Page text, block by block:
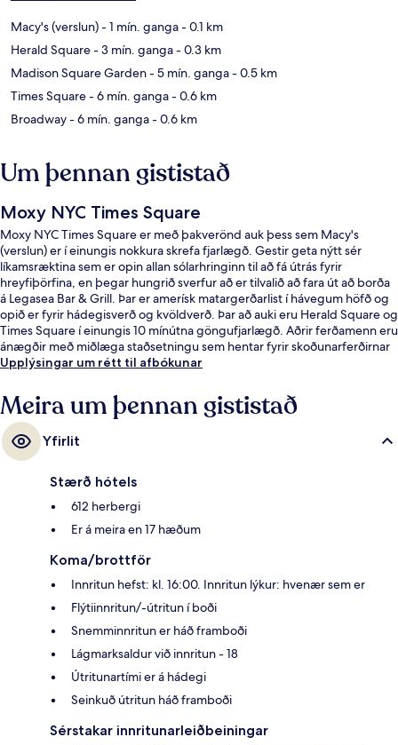
Macy's (verslun)- 1 mín. ganga- 0.1 km
Herald Square- 3 mín. ganga- 0.3 km
Madison Square Garden- 5 mín. ganga- 0.5 km
Times Square- 6 mín. ganga- 0.6 km
Broadway- 6 mín. ganga- 0.6 km
Um þennan gististað
Moxy NYC Times Square
Moxy NYC Times Square er með þakverönd auk þess sem Macy's
(verslun) er í einungis nokkura skrefa fjarlægð. Gestir geta nýtt sér
líkamsræktina sem er opin allan sólarhringinn til að fá útrás fyrir
hreyfiþörfina, en þegar hungrið sverfur að er tilvalið að fara út að borða
á Legasea Bar & Grill. Þar er amerísk matargerðarlist í hávegum höfð og
opið er fyrir hádegisverð og kvöldverð. Þar að auki eru Herald Square og
Times Square í einungis 10 mínútna göngufjarlægð. Aðrir ferðamenn eru
ánægðir með miðlæga staðsetningu sem hentar fyrir skoðunarferðirnar
sem bjóðast í nágrenninu og líka hve stutt er í almenningssamgöngur:
34 St. lestarstöðin (Herald Square) er í 3 mínútna göngufjarlægð.
Upplýsingar um rétt til afbókunar
Meira um þennan gististað
Yfirlit
Stærð hótels
612 herbergi
Er á meira en 17 hæðum
Koma/brottför
Innritun hefst: kl. 16:00. Innritun lýkur: hvenær sem er
Flýtiinnritun/-útritun í boði
Snemminnritun er háð framboði
Lágmarksaldur við innritun - 18
Útritunartími er á hádegi
Seinkuð útritun háð framboði
Sérstakar innritunarleiðbeiningar